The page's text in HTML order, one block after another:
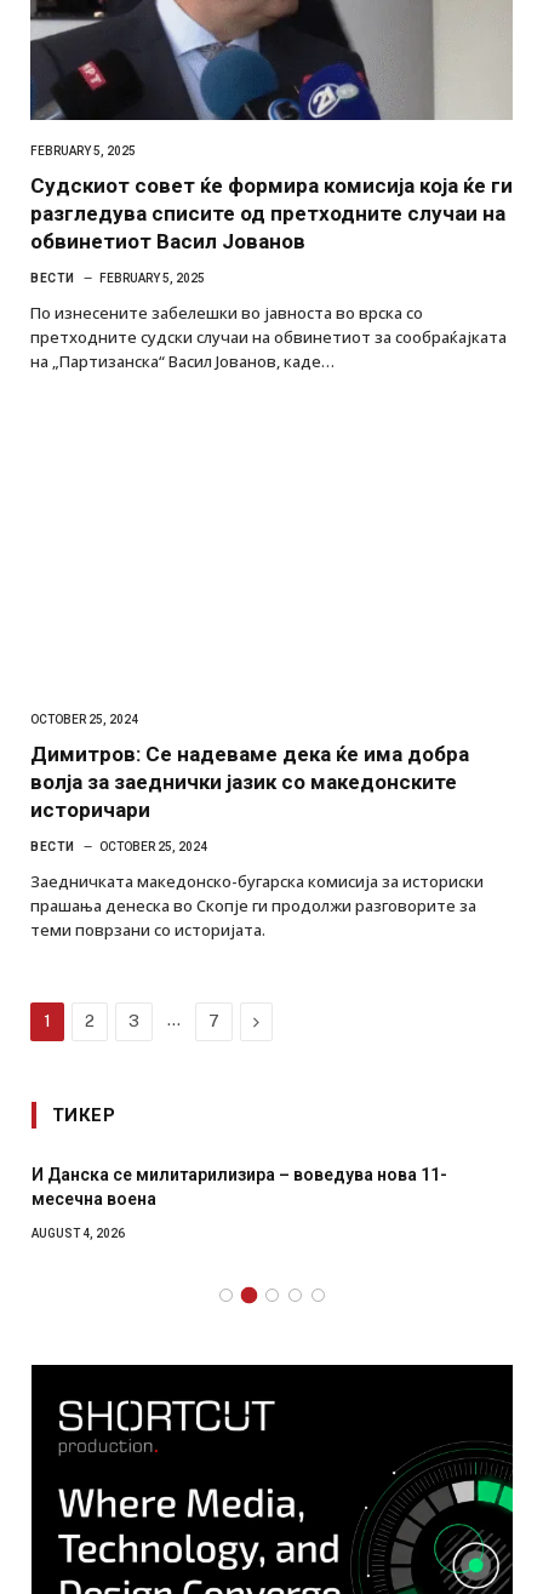
FEBRUARY 5, 2025
Судскиот совет ќе формира комисија која ќе ги
разгледува списите од претходните случаи на
обвинетиот Васил Јованов
ВЕСТИ FEBRUARY 5, 2025
По изнесените забелешки во јавноста во врска со
претходните судски случаи на обвинетиот за сообраќајката
на „Партизанска“ Васил Јованов, каде…
OCTOBER 25, 2024
Димитров: Се надеваме дека ќе има добра
волја за заеднички јазик со македонските
историчари
ВЕСТИ OCTOBER 25, 2024
Заедничката македонско-бугарска комисија за историски
прашања денеска во Скопје ги продолжи разговорите за
теми поврзани со историјата.
1 2 3 … 7 Next
ТИКЕР
И Данска се милитарилизира – воведува нова 11-
месечна воена
AUGUST 4, 2026